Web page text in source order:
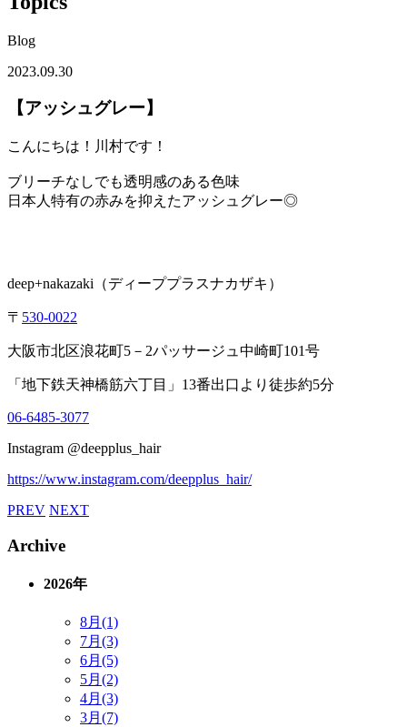
Blog
2023.09.30
【アッシュグレー】
こんにちは！川村です！
ブリーチなしでも透明感のある色味
日本人特有の赤みを抑えたアッシュグレー◎
deep+nakazaki （ディーププラスナカザキ）
〒 530-0022
大阪市北区浪花町5 － 2パッサージュ中崎町101号
「地下鉄天神橋筋六丁目」 13番出口より徒歩約5分
06-6485-3077
Instagram @deepplus_hair
https://www.instagram.com/deepplus_hair/
PREV NEXT
Archive
2026年
8月(1)
7月(3)
6月(5)
5月(2)
4月(3)
3月(7)